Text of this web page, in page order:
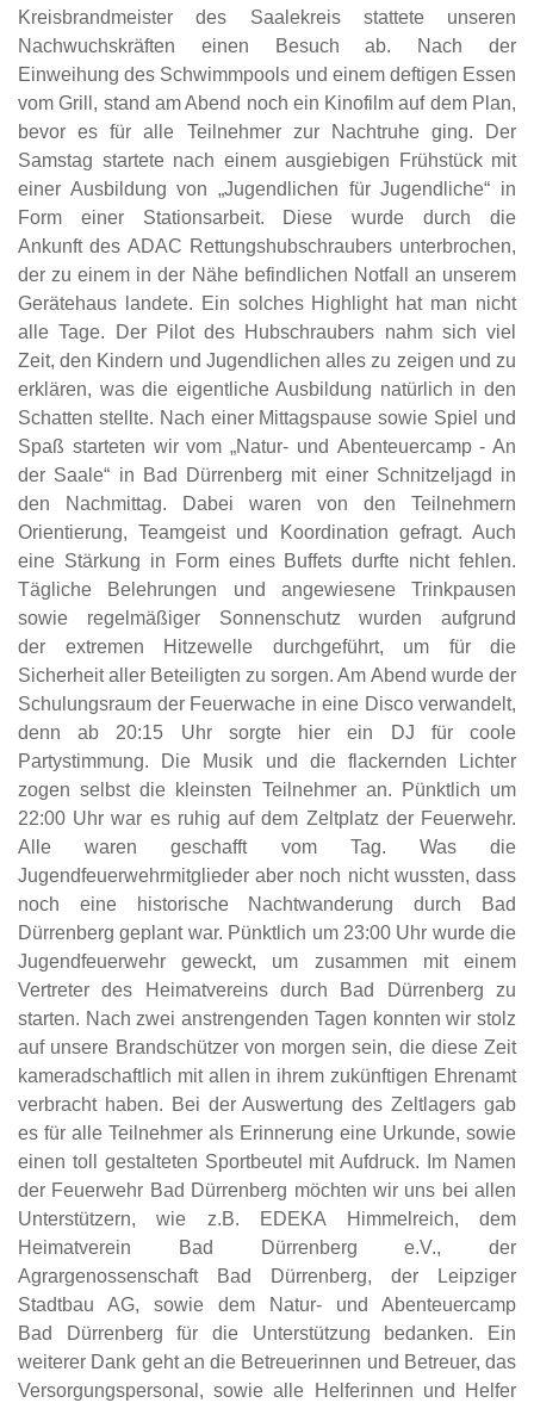
Kreisbrandmeisterdes Saalekreis stattete unseren
Nachwuchskräften einen Besuch ab. Nach der
Einweihungdes Schwimmpools und einem deftigen Essen
vom Grill, stand am Abend noch ein Kinofilmauf dem Plan,
bevor es für alle Teilnehmer zur Nachtruhe ging.
Der
Samstag startete nach einem ausgiebigen Frühstück mit
einer Ausbildung von „Jugendlichen für Jugendliche“ in
Form einer Stationsarbeit. Diese wurde durch die
Ankunftdes ADAC Rettungshubschraubers unterbrochen,
der zu einem in der Nähe befindlichen Notfall an unserem
Gerätehaus landete. Ein solches Highlight hat man nicht
alle Tage. Der Pilot des Hubschraubers nahm sich viel
Zeit, den Kindern und Jugendlichen alles zu zeigen und zu
erklären, was die eigentliche Ausbildung natürlich in den
Schatten stellte. Nach einer Mittagspause sowie Spiel und
Spaß starteten wir vom „Natur- und Abenteuercamp - An
der Saale“ in Bad Dürrenberg mit einer Schnitzeljagd in
den
Nachmittag. Dabei waren von den Teilnehmern
Orientierung, Teamgeist und Koordination gefragt. Auch
eine Stärkung in Form eines Buffets durfte nicht fehlen.
Tägliche Belehrungen und angewiesene Trinkpausen
sowie regelmäßiger Sonnenschutz wurden aufgrund
der extremen Hitzewelle durchgeführt, um für die
Sicherheit aller Beteiligten zu sorgen. Am Abend wurde der
Schulungsraum der Feuerwache in eine Disco verwandelt,
denn ab 20:15 Uhr sorgte hier ein DJ für coole
Partystimmung. Die Musik und die flackernden Lichter
zogenselbst die kleinsten Teilnehmer an. Pünktlich um
22:00 Uhr war es ruhig auf dem Zeltplatz der Feuerwehr.
Alle waren geschafft vom Tag. Was die
Jugendfeuerwehrmitglieder aber noch nicht wussten, dass
noch eine historische Nachtwanderung durch Bad
Dürrenberggeplant war. Pünktlich um 23:00 Uhr wurde die
Jugendfeuerwehr geweckt, um zusammen mit einem
Vertreter des Heimatvereins durch Bad Dürrenberg zu
starten. Nach zwei anstrengenden Tagen konnten wir stolz
auf unsere Brandschützer von morgensein, die diese Zeit
kameradschaftlich mit allen in ihrem zukünftigen Ehrenamt
verbracht haben. Bei der Auswertung des Zeltlagers gab
es für alle Teilnehmer als Erinnerung eine Urkunde, sowie
einen toll gestalteten Sportbeutel mit Aufdruck.
Im Namen
der Feuerwehr Bad Dürrenberg möchten wir uns bei allen
Unterstützern, wie z.B.
EDEKA Himmelreich, dem
Heimatverein Bad Dürrenberg e.V., der
Agrargenossenschaft Bad
Dürrenberg, der Leipziger
Stadtbau AG, sowie dem Natur- und Abenteuercamp
Bad
Dürrenberg für die Unterstützung bedanken. Ein
weiterer Dank geht an die Betreuerinnen und Betreuer, das
Versorgungspersonal, sowie alle Helferinnen und Helfer